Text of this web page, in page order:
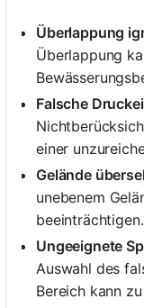
Überlappung
Überlappung
Falsche
einer
Gelände
unebenem
beeinträchtigen.
Ungeeignete
Auswahl des
Bereich kann